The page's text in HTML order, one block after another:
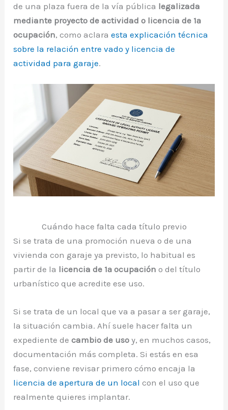
de una plaza fuera de la vía pública legalizada
mediante proyecto de actividad o licencia de 1ª
ocupación, como aclaraesta explicación técnica
sobre la relación entre vado y licencia de
actividad para garaje.
Cuándo hace falta cada título previo
Si se trata de una promoción nueva o de una
vivienda con garaje ya previsto, lo habitual es
partir de la licencia de 1ª ocupación o del título
urbanístico que acredite ese uso.
Si se trata de un local que va a pasar a ser garaje,
la situación cambia. Ahí suele hacer falta un
expediente decambio de uso y, en muchos casos,
documentación más completa. Si estás en esa
fase, conviene revisar primero cómo encaja la
licencia de apertura de un local con el uso que
realmente quieres implantar.